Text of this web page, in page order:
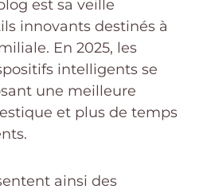
est sa veille
innovants destinés à
En 2025, les
intelligents se
une meilleure
et plus de temps
ainsi des